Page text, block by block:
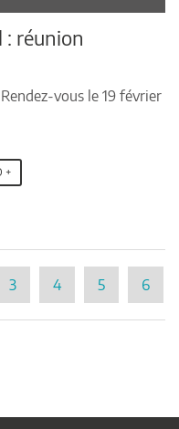
: réunion
vous le 19 février
+
3 4 5 6